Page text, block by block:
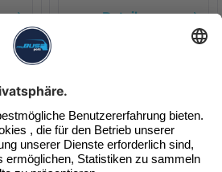
Details
Newsletter
Angebote & Infos